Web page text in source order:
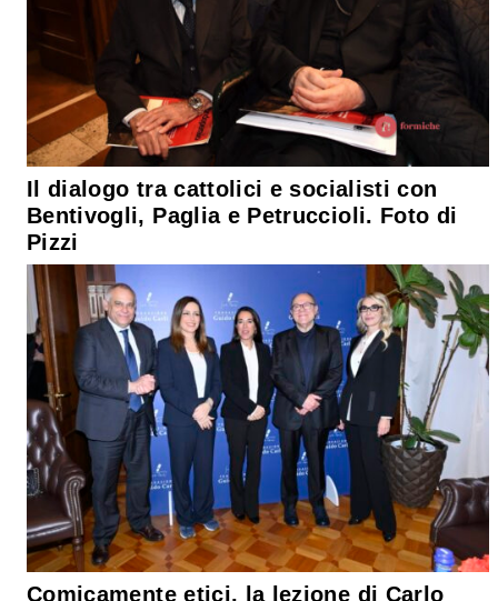
Il dialogo tra cattolici e socialisti con
Bentivogli, Paglia e Petruccioli. Foto di
Pizzi
Comicamente etici, la lezione di Carlo